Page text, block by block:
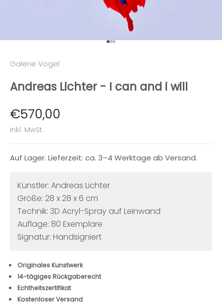
Gehe zu Element 1
Gehe zu Element 2
Gehe zu Element 3
Galerie Vogel
Andreas Lichter - I can and i will
Angebot
€570,00
inkl. MwSt.
Auf Lager. Lieferzeit: ca. 3–4 Werktage ab Versand.
Künstler: Andreas Lichter
Größe: 28 x 28 x 6 cm
Technik: 3D Acryl-Spray auf Leinwand
Auflage: 80 Exemplare
Signatur: Handsigniert
Originales Kunstwerk
14-tägiges Rückgaberecht
Echtheitszertifikat
Kostenloser Versand